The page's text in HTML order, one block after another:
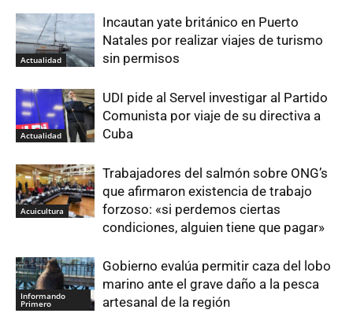
Actualidad
Incautan yate británico en Puerto
Natales por realizar viajes de turismo
sin permisos
Actualidad
UDI pide al Servel investigar al Partido
Comunista por viaje de su directiva a
Cuba
Acuicultura
Trabajadores del salmón sobre ONG’s
que afirmaron existencia de trabajo
forzoso: «si perdemos ciertas
condiciones, alguien tiene que pagar»
Informando
Primero
Gobierno evalúa permitir caza del lobo
marino ante el grave daño a la pesca
artesanal de la región